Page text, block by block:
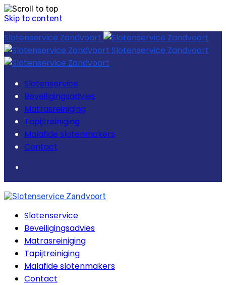
Skip to content
Slotenservice Zandvoort
Slotenservice Zandvoort
Slotenservice
Beveiligingsadvies
Matrasreiniging
Tapijtreiniging
Malafide slotenmakers
Contact
Slotenservice
Beveiligingsadvies
Matrasreiniging
Tapijtreiniging
Malafide slotenmakers
Contact